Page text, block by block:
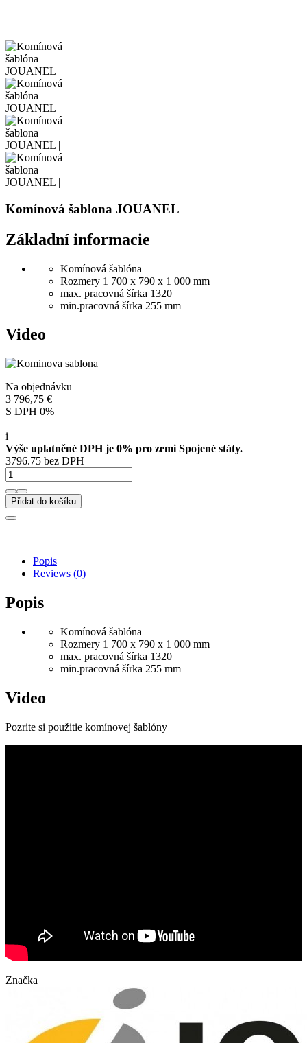
Komínová šablona JOUANEL
Základní informacie
Komínová šablóna
Rozmery 1 700 x 790 x 1 000 mm
max. pracovná šírka 1320
min.pracovná šírka 255 mm
Video
Na objednávku
3 796,75 €
S DPH 0%
i
Výše uplatněné DPH je 0% pro zemi Spojené státy.
3796.75 bez DPH
Přidat do košíku
Popis
Reviews (0)
Popis
Komínová šablóna
Rozmery 1 700 x 790 x 1 000 mm
max. pracovná šírka 1320
min.pracovná šírka 255 mm
Video
Pozrite si použitie komínovej šablóny
Značka